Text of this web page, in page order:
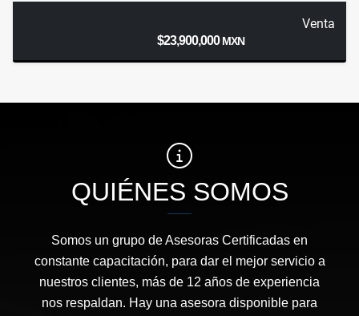
Venta
$23,900,000MXN
QUIÉNES SOMOS
Somos un grupo de Asesoras Certificadas en
constante capacitación, para dar el mejor servicio a
nuestros clientes, más de 12 años de experiencia
nos respaldan. Hay una asesora disponible para